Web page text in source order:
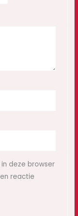
deze browser
reactie